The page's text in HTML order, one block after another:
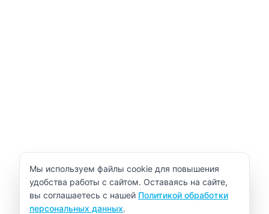
Уведомление об использовании cookie
Мы используем файлы cookie для повышения
удобства работы с сайтом. Оставаясь на сайте,
вы соглашаетесь с нашей Политикой обработки
персональных данных.